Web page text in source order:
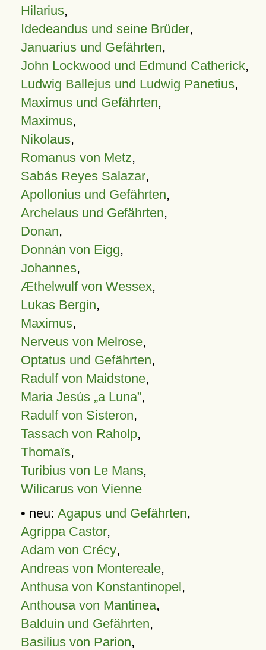
Hilarius,
Idedeandus und seine Brüder,
Januarius und Gefährten,
John Lockwood und Edmund Catherick,
Ludwig Ballejus und Ludwig Panetius,
Maximus und Gefährten,
Maximus,
Nikolaus,
Romanus von Metz,
Sabás Reyes Salazar,
Apollonius und Gefährten,
Archelaus und Gefährten,
Donan,
Donnán von Eigg,
Johannes,
Æthelwulf von Wessex,
Lukas Bergin,
Maximus,
Nerveus von Melrose,
Optatus und Gefährten,
Radulf von Maidstone,
Maria Jesús „a Luna”,
Radulf von Sisteron,
Tassach von Raholp,
Thomaïs,
Turibius von Le Mans,
Wilicarus von Vienne
• neu: Agapus und Gefährten,
Agrippa Castor,
Adam von Crécy,
Andreas von Montereale,
Anthusa von Konstantinopel,
Anthousa von Mantinea,
Balduin und Gefährten,
Basilius von Parion,